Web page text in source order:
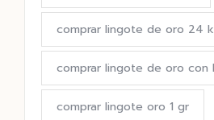
comprar lingote de oro 24
comprar lingote de oro
comprar lingote oro 1 gr